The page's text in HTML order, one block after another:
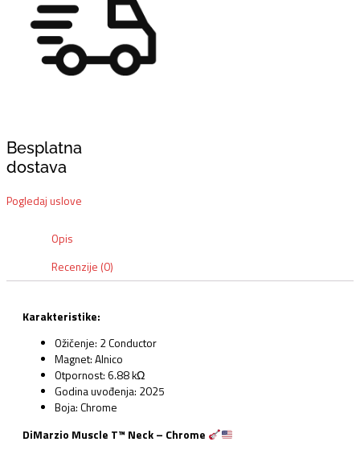
Besplatna
dostava
Pogledaj uslove
Opis
Recenzije (0)
Karakteristike:
Ožičenje: 2 Conductor
Magnet: Alnico
Otpornost: 6.88 kΩ
Godina uvođenja: 2025
Boja: Chrome
DiMarzio Muscle T™ Neck – Chrome